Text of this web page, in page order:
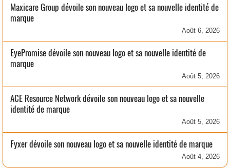
Maxicare Group dévoile son nouveau logo et sa nouvelle identité de
marque
Août 6, 2026
EyePromise dévoile son nouveau logo et sa nouvelle identité de
marque
Août 5, 2026
ACE Resource Network dévoile son nouveau logo et sa nouvelle
identité de marque
Août 5, 2026
Fyxer dévoile son nouveau logo et sa nouvelle identité de marque
Août 4, 2026